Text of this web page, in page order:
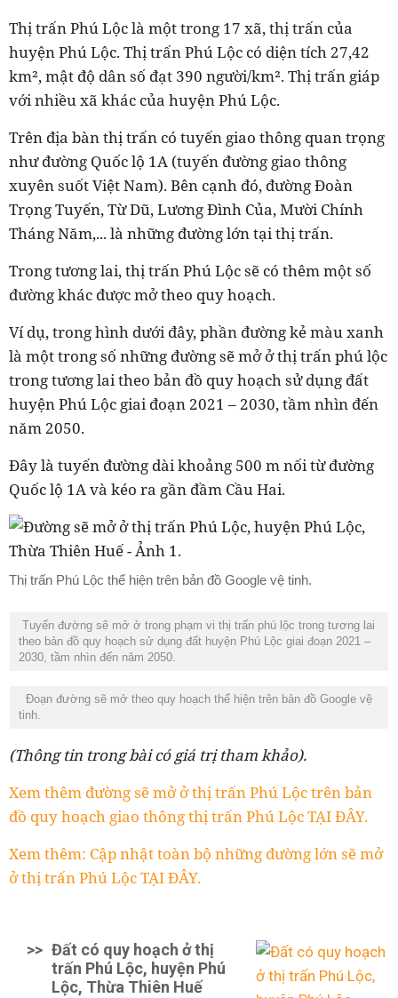
Thị trấn Phú Lộc là một trong 17 xã, thị trấn của
huyện Phú Lộc. Thị trấn Phú Lộc có diện tích 27,42
km², mật độ dân số đạt 390 người/km². Thị trấn giáp
với nhiều xã khác của huyện Phú Lộc.
Trên địa bàn thị trấn có tuyến giao thông quan trọng
như đường Quốc lộ 1A (tuyến đường giao thông
xuyên suốt Việt Nam). Bên cạnh đó, đường Đoàn
Trọng Tuyến, Từ Dũ, Lương Đình Của, Mười Chính
Tháng Năm,... là những đường lớn tại thị trấn.
Trong tương lai, thị trấn Phú Lộc sẽ có thêm một số
đường khác được mở theo quy hoạch.
Ví dụ, trong hình dưới đây, phần đường kẻ màu xanh
là một trong số những đường sẽ mở ở thị trấn phú lộc
trong tương lai theo bản đồ quy hoạch sử dụng đất
huyện Phú Lộc giai đoạn 2021 – 2030, tầm nhìn đến
năm 2050.
Đây là tuyến đường dài khoảng 500 m nối từ đường
Quốc lộ 1A và kéo ra gần đầm Cầu Hai.
Thị trấn Phú Lộc thể hiện trên bản đồ Google vệ tinh.
Tuyến đường sẽ mở ở trong phạm vi thị trấn phú lộc trong tương lai
theo bản đồ quy hoạch sử dụng đất huyện Phú Lộc giai đoạn 2021 –
2030, tầm nhìn đến năm 2050.
Đoạn đường sẽ mở theo quy hoạch thể hiện trên bản đồ Google vệ
tinh.
(Thông tin trong bài có giá trị tham khảo).
Xem thêm đường sẽ mở ở thị trấn Phú Lộc trên bản
đồ quy hoạch giao thông thị trấn Phú Lộc TẠI ĐÂY.
Xem thêm: Cập nhật toàn bộ những đường lớn sẽ mở
ở thị trấn Phú Lộc TẠI ĐÂY.
>> Đất có quy hoạch ở thị
trấn Phú Lộc, huyện Phú
Lộc, Thừa Thiên Huế